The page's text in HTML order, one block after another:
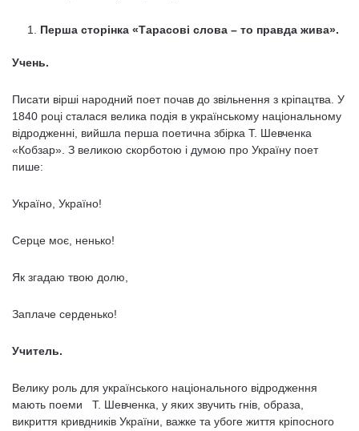
Перша сторінка «Тарасові слова – то правда жива».
Учень.
Писати вірші народний поет почав до звільнення з кріпацтва. У
1840 році сталася велика подія в українському національному
відродженні, вийшла перша поетична збірка Т. Шевченка
«Кобзар». З великою скорботою і думою про Україну поет
пише:
Україно, Україно!
Серце моє, ненько!
Як згадаю твою долю,
Заплаче серденько!
Учитель.
Велику роль для українського національного відродження
мають поеми Т. Шевченка, у яких звучить гнів, образа,
викриття кривдників України, важке та убоге життя кріпосного